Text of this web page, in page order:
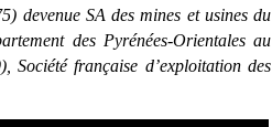
devenue SA des mines et usines du
des Pyrénées-Orientales au
française d’exploitation des